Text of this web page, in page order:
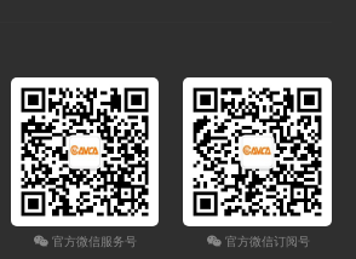
官方微信服务号 官方微信订阅号